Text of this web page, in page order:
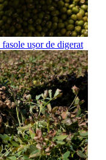
ușor de digerat